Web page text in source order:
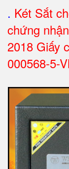
. Két Sắt
chứng
2018 Giấy
000568-5-